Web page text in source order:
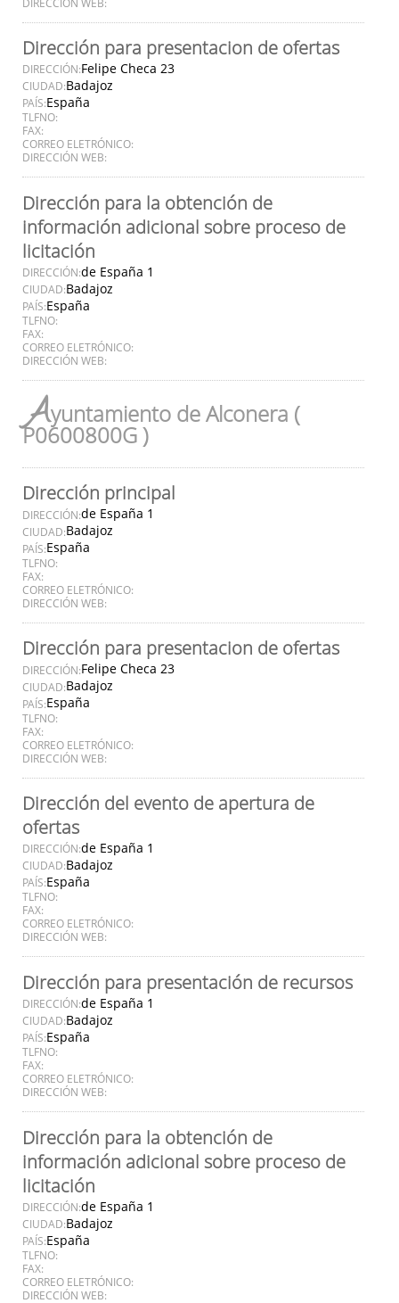
Dirección para presentacion de ofertas
DIRECCIÓN:Felipe Checa 23
CIUDAD:Badajoz
PAÍS:España
TLFNO:
FAX:
CORREO ELETRÓNICO:
DIRECCIÓN WEB:
Dirección para la obtención de
información adicional sobre proceso de
licitación
DIRECCIÓN:de España 1
CIUDAD:Badajoz
PAÍS:España
TLFNO:
FAX:
CORREO ELETRÓNICO:
DIRECCIÓN WEB:
Ayuntamiento de Alconera (
P0600800G )
Dirección principal
DIRECCIÓN:de España 1
CIUDAD:Badajoz
PAÍS:España
TLFNO:
FAX:
CORREO ELETRÓNICO:
DIRECCIÓN WEB:
Dirección para presentacion de ofertas
DIRECCIÓN:Felipe Checa 23
CIUDAD:Badajoz
PAÍS:España
TLFNO:
FAX:
CORREO ELETRÓNICO:
DIRECCIÓN WEB:
Dirección del evento de apertura de
ofertas
DIRECCIÓN:de España 1
CIUDAD:Badajoz
PAÍS:España
TLFNO:
FAX:
CORREO ELETRÓNICO:
DIRECCIÓN WEB:
Dirección para presentación de recursos
DIRECCIÓN:de España 1
CIUDAD:Badajoz
PAÍS:España
TLFNO:
FAX:
CORREO ELETRÓNICO:
DIRECCIÓN WEB:
Dirección para la obtención de
información adicional sobre proceso de
licitación
DIRECCIÓN:de España 1
CIUDAD:Badajoz
PAÍS:España
TLFNO:
FAX:
CORREO ELETRÓNICO:
DIRECCIÓN WEB: